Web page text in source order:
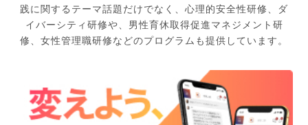
践に関するテーマ話題だけでなく、心理的安全性研修、ダ
イバーシティ研修や、男性育休取得促進マネジメント研
修、女性管理職研修などのプログラムも提供しています。